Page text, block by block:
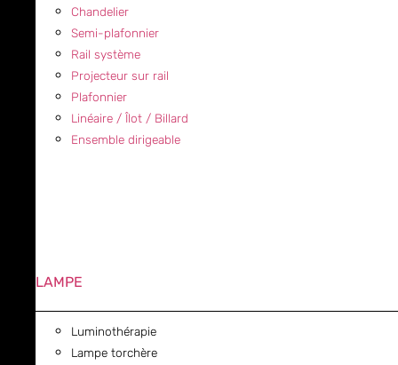
Chandelier
Semi-plafonnier
Rail système
Projecteur sur rail
Plafonnier
Linéaire / Îlot / Billard
Ensemble dirigeable
LAMPE
Luminothérapie
Lampe torchère